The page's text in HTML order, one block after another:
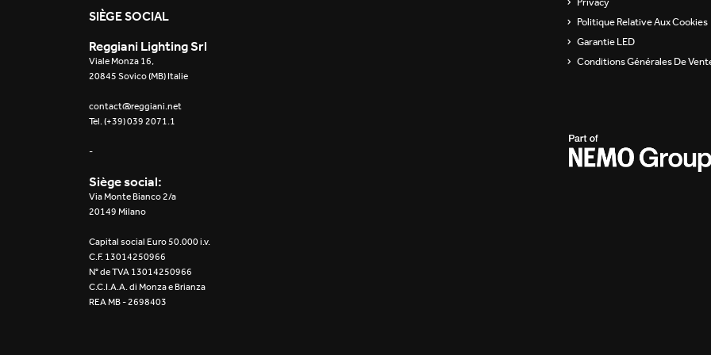
SIÈGE SOCIAL
Reggiani Lighting Srl
Viale Monza 16,
20845 Sovico (MB) Italie
contact@reggiani.net
Tel. (+39) 039 2071.1
-
Siège social:
Via Monte Bianco 2/a
20149 Milano
Capital social Euro 50.000 i.v.
C.F. 13014250966
N° de TVA 13014250966
C.C.I.A.A. di Monza e Brianza
REA MB - 2698403
Politique Relative Aux Cookies
Garantie LED
Conditions Générales De